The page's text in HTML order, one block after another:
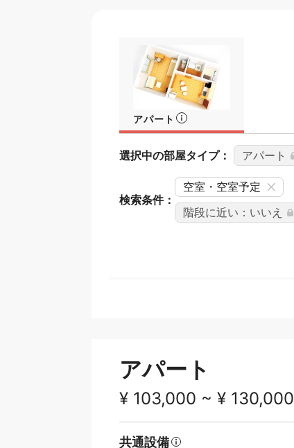
アパート
選択中の部屋タイプ： アパート
検索条件：
空室・空室予定
階段に近い：いいえ
アパート
¥ 103,000 ~ ¥ 130,000
共通設備